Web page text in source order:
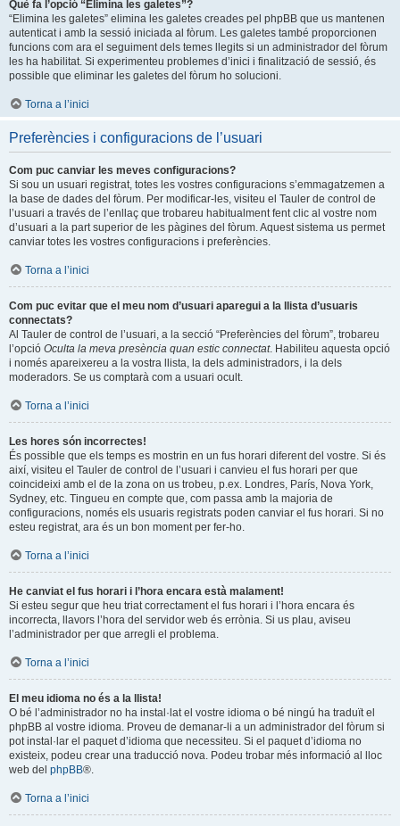
Què fa l’opció “Elimina les galetes”?
“Elimina les galetes” elimina les galetes creades pel phpBB que us mantenen
autenticat i amb la sessió iniciada al fòrum. Les galetes també proporcionen
funcions com ara el seguiment dels temes llegits si un administrador del fòrum
les ha habilitat. Si experimenteu problemes d’inici i finalització de sessió, és
possible que eliminar les galetes del fòrum ho solucioni.
Torna a l’inici
Preferències i configuracions de l’usuari
Com puc canviar les meves configuracions?
Si sou un usuari registrat, totes les vostres configuracions s’emmagatzemen a
la base de dades del fòrum. Per modificar-les, visiteu el Tauler de control de
l’usuari a través de l’enllaç que trobareu habitualment fent clic al vostre nom
d’usuari a la part superior de les pàgines del fòrum. Aquest sistema us permet
canviar totes les vostres configuracions i preferències.
Torna a l’inici
Com puc evitar que el meu nom d’usuari aparegui a la llista d’usuaris
connectats?
Al Tauler de control de l’usuari, a la secció “Preferències del fòrum”, trobareu
l’opció Oculta la meva presència quan estic connectat. Habiliteu aquesta opció
i només apareixereu a la vostra llista, la dels administradors, i la dels
moderadors. Se us comptarà com a usuari ocult.
Torna a l’inici
Les hores són incorrectes!
És possible que els temps es mostrin en un fus horari diferent del vostre. Si és
així, visiteu el Tauler de control de l’usuari i canvieu el fus horari per que
coincideixi amb el de la zona on us trobeu, p.ex. Londres, París, Nova York,
Sydney, etc. Tingueu en compte que, com passa amb la majoria de
configuracions, només els usuaris registrats poden canviar el fus horari. Si no
esteu registrat, ara és un bon moment per fer-ho.
Torna a l’inici
He canviat el fus horari i l’hora encara està malament!
Si esteu segur que heu triat correctament el fus horari i l’hora encara és
incorrecta, llavors l’hora del servidor web és errònia. Si us plau, aviseu
l’administrador per que arregli el problema.
Torna a l’inici
El meu idioma no és a la llista!
O bé l’administrador no ha instal·lat el vostre idioma o bé ningú ha traduït el
phpBB al vostre idioma. Proveu de demanar-li a un administrador del fòrum si
pot instal·lar el paquet d’idioma que necessiteu. Si el paquet d’idioma no
existeix, podeu crear una traducció nova. Podeu trobar més informació al lloc
web del phpBB®.
Torna a l’inici